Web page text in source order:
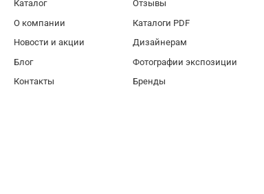
Каталог
О компании
Новости и акции
Блог
Контакты
Отзывы
Каталоги PDF
Дизайнерам
Фотографии экспозиции
Бренды